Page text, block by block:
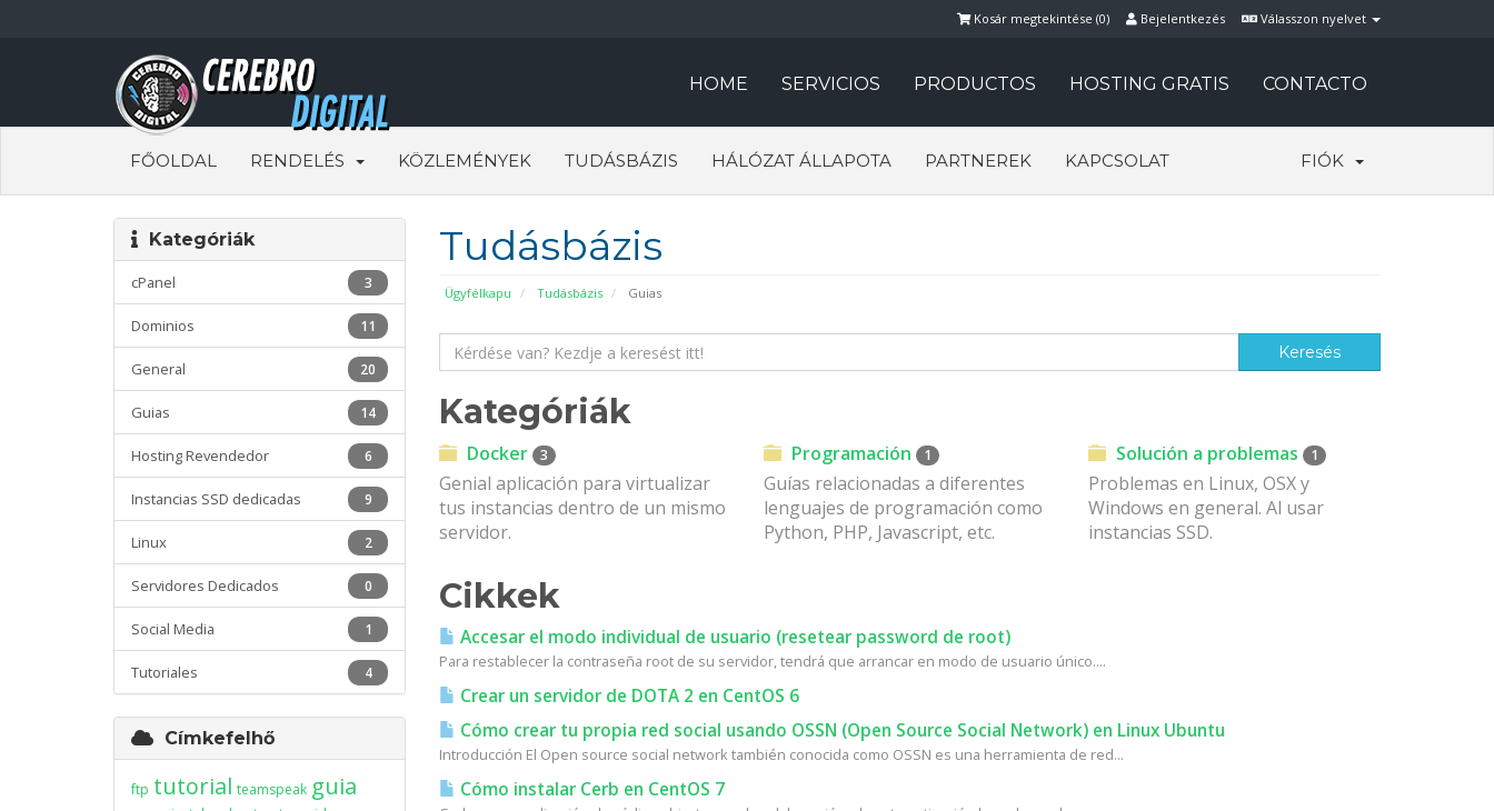
Válasszon nyelvet
Bejelentkezés
Kosár megtekintése (0)
HOME SERVICIOS PRODUCTOS HOSTING GRATIS CONTACTO
FŐOLDAL RENDELÉS KÖZLEMÉNYEK TUDÁSBÁZIS HÁLÓZAT ÁLLAPOTA PARTNEREK KAPCSOLAT FIÓK
Tudásbázis
Ügyfélkapu Tudásbázis Guias
Kategóriák
3
cPanel
11
Dominios
20
General
14
Guias
6
Hosting Revendedor
9
Instancias SSD dedicadas
2
Linux
0
Servidores Dedicados
1
Social Media
4
Tutoriales
Kategóriák
Docker 3
Genial aplicación para virtualizar
tus instancias dentro de un mismo
servidor.
Programación 1
Guías relacionadas a diferentes
lenguajes de programación como
Python, PHP, Javascript, etc.
Solución a problemas 1
Problemas en Linux, OSX y
Windows en general. Al usar
instancias SSD.
Cikkek
Accesar el modo individual de usuario (resetear password de root)
Para restablecer la contraseña root de su servidor, tendrá que arrancar en modo de usuario único....
Crear un servidor de DOTA 2 en CentOS 6
Cómo crear tu propia red social usando OSSN (Open Source Social Network) en Linux Ubuntu
Introducción El Open source social network también conocida como OSSN es una herramienta de red...
Cómo instalar Cerb en CentOS 7
Címkefelhő
ftp tutorial teamspeak guia